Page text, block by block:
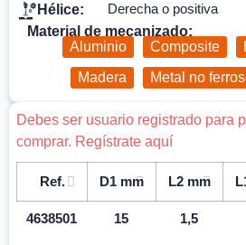
Hélice:
Derecha o positiva
Material de mecanizado:
Aluminio
Composite
Madera
Metal no
Debes ser usuario registrado para
comprar. Regístrate aquí
Ref. D1 mm L2 mm
4638501 15 1,5